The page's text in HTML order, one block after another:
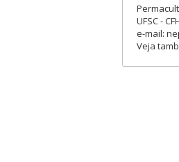
UFSC -
e-mail:
Veja